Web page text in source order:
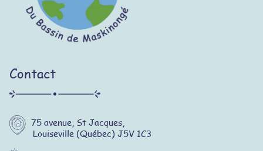
Contact
75 avenue, St Jacques,
Louiseville (Québec) J5V 1C3